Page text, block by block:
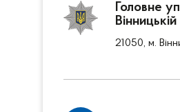
Головне
21050, м.